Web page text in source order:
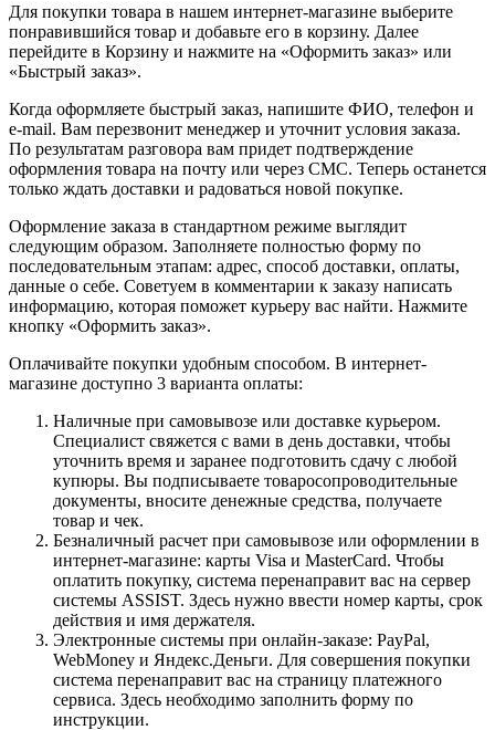
Для покупки товара в нашем интернет-магазине выберите
понравившийся товар и добавьте его в корзину. Далее
перейдите в Корзину и нажмите на «Оформить заказ» или
«Быстрый заказ».
Когда оформляете быстрый заказ, напишите ФИО, телефон и
e-mail. Вам перезвонит менеджер и уточнит условия заказа.
По результатам разговора вам придет подтверждение
оформления товара на почту или через СМС. Теперь останется
только ждать доставки и радоваться новой покупке.
Оформление заказа в стандартном режиме выглядит
следующим образом. Заполняете полностью форму по
последовательным этапам: адрес, способ доставки, оплаты,
данные о себе. Советуем в комментарии к заказу написать
информацию, которая поможет курьеру вас найти. Нажмите
кнопку «Оформить заказ».
Оплачивайте покупки удобным способом. В интернет-
магазине доступно 3 варианта оплаты:
Наличные при самовывозе или доставке курьером.
Специалист свяжется с вами в день доставки, чтобы
уточнить время и заранее подготовить сдачу с любой
купюры. Вы подписываете товаросопроводительные
документы, вносите денежные средства, получаете
товар и чек.
Безналичный расчет при самовывозе или оформлении в
интернет-магазине: карты Visa и MasterCard. Чтобы
оплатить покупку, система перенаправит вас на сервер
системы ASSIST. Здесь нужно ввести номер карты, срок
действия и имя держателя.
Электронные системы при онлайн-заказе: PayPal,
WebMoney и Яндекс.Деньги. Для совершения покупки
система перенаправит вас на страницу платежного
сервиса. Здесь необходимо заполнить форму по
инструкции.